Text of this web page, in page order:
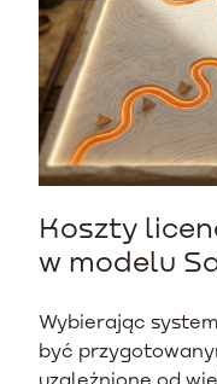
Koszty
w modelu
Wybierając
być
uzależnione od